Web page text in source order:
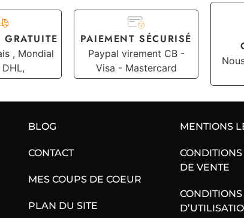
, Mondial
DHL,
PAIEMENT SÉCURISÉ
Paypal virement CB -
Visa - Mastercard
BLOG
CONTACT
MES COUPS DE COEUR
PLAN DU SITE
MENTIONS
DE VENTE